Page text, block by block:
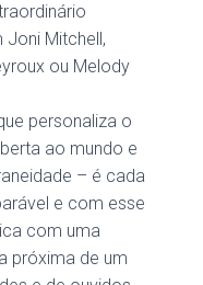
Mitchell,
ou Melody
personaliza o
ao mundo e
– é cada
e com esse
com uma
próxima de um